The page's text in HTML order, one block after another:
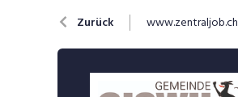
Zurück www.zentraljob.ch